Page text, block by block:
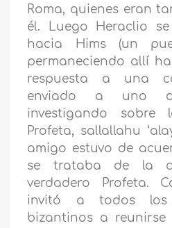
Roma, quienes eran
él. Luego Heraclio
hacia Hims (un
permaneciendo allí
respuesta a una
enviado a uno
investigando
Profeta, sallallahu
amigo estuvo de
se trataba de la
verdadero Profeta.
invitó a todos
bizantinos a